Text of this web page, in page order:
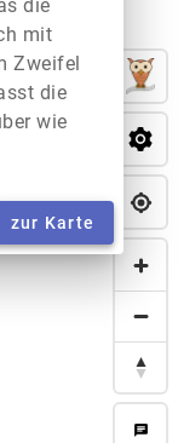
chat
die
mit
Zweifel
die
wie
zur Karte